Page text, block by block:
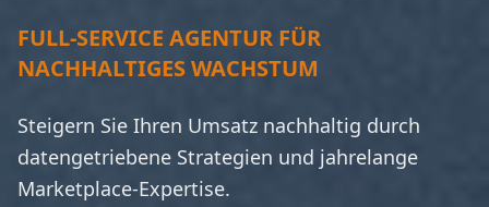
FULL-SERVICE AGENTUR FÜR
NACHHALTIGES WACHSTUM
Steigern Sie Ihren Umsatz nachhaltig durch
datengetriebene Strategien und jahrelange
Marketplace-Expertise.